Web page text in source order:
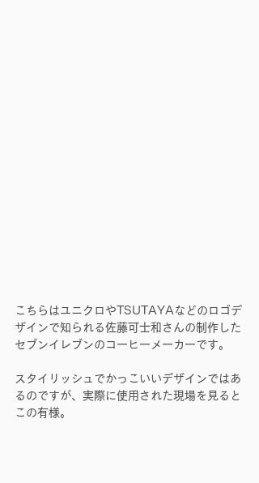
こちらはユニクロやTSUTAYAなどのロゴデ
ザインで知られる佐藤可士和さんの制作した
セブンイレブンのコーヒーメーカーです。
スタイリッシュでかっこいいデザインではあ
るのですが、実際に使用された現場を見ると
この有様。